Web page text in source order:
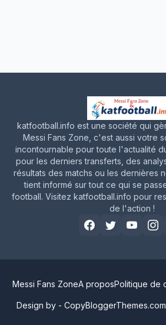
katfootball.info est une société qui
Messi Fans Zone, c'est aussi votre
incontournable pour toute l'actualité
pour les derniers transferts, des
résultats des matchs ou les dernières
tient informé sur tout ce qui se
football. Visitez katfootball.info pour
de l'action !
Design by - CopyBloggerThemes.com
Messi Fans ZoneA proposPolitique de